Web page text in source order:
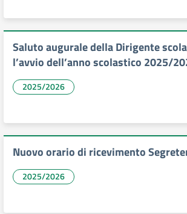
Saluto augurale della Dirigente
l’avvio dell’anno scolastico 2025/
2025/2026
Nuovo orario di ricevimento
2025/2026